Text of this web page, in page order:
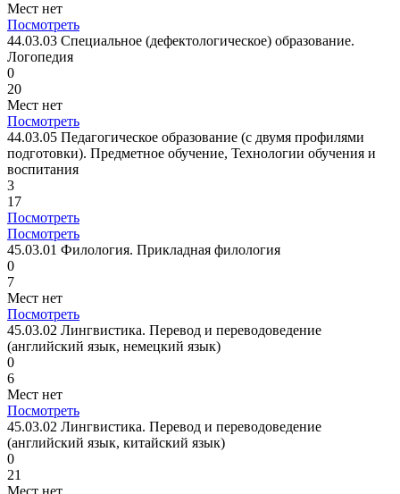
Мест нет
Посмотреть
44.03.03 Специальное (дефектологическое) образование.
Логопедия
0
20
Мест нет
Посмотреть
44.03.05 Педагогическое образование (с двумя профилями
подготовки). Предметное обучение, Технологии обучения и
воспитания
3
17
Посмотреть
Посмотреть
45.03.01 Филология. Прикладная филология
0
7
Мест нет
Посмотреть
45.03.02 Лингвистика. Перевод и переводоведение
(английский язык, немецкий язык)
0
6
Мест нет
Посмотреть
45.03.02 Лингвистика. Перевод и переводоведение
(английский язык, китайский язык)
0
21
Мест нет